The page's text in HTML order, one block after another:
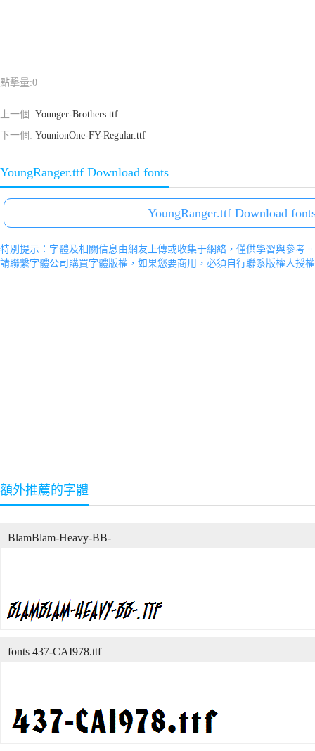
點擊量:0
上一個: Younger-Brothers.ttf
下一個: YounionOne-FY-Regular.ttf
YoungRanger.ttf Download fonts
YoungRanger.ttf Download
特別提示：字體及相關信息由網友上傳或收集于網絡，僅供學習與參考
請聯繫字體公司購買字體版權，如果您要商用，必須自行聯系版權人授
額外推薦的字體
BlamBlam-Heavy-BB-
fonts 437-CAI978.ttf